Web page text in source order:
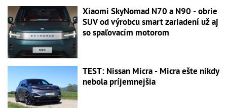
Xiaomi SkyNomad N70 a N90 - obrie
SUV od výrobcu smart zariadení už aj
so spaľovacím motorom
TEST: Nissan Micra - Micra ešte nikdy
nebola príjemnejšia